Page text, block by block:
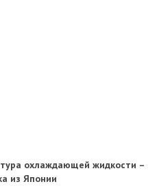
охлаждающей жидкости –
из Японии